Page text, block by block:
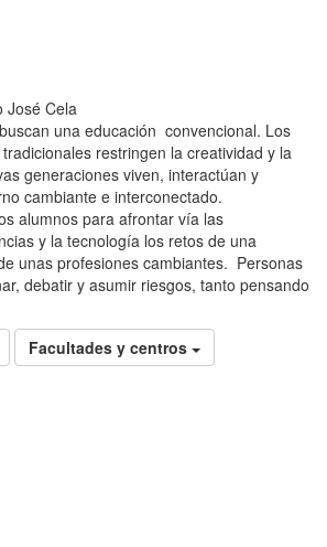
una educación convencional. Los
restringen la creatividad y la
generaciones viven, interactúan y
cambiante e interconectado.
alumnos para afrontar vía las
y la tecnología los retos de una
unas profesiones cambiantes. Personas
debatir y asumir riesgos, tanto pensando
Facultades y centros